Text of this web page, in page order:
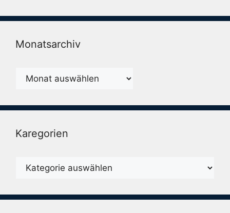
Monatsarchiv
Monatsarchiv
Karegorien
Karegorien